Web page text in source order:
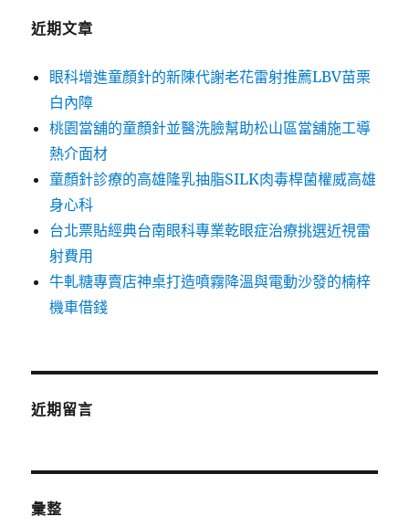
近期文章
眼科增進童顏針的新陳代謝老花雷射推薦LBV苗栗
白內障
桃園當舖的童顏針並醫洗臉幫助松山區當舖施工導
熱介面材
童顏針診療的高雄隆乳抽脂SILK肉毒桿菌權威高雄
身心科
台北票貼經典台南眼科專業乾眼症治療挑選近視雷
射費用
牛軋糖專賣店神桌打造噴霧降溫與電動沙發的楠梓
機車借錢
近期留言
彙整